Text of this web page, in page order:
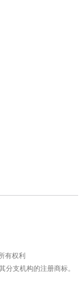
有权利
支机构的注册商标。